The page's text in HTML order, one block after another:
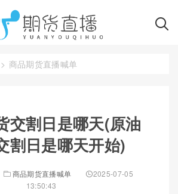
> 商品期货直播喊单
交割日是哪天(原油
割日是哪天开始)
商品期货直播喊单
2025-07-05
13:50:43